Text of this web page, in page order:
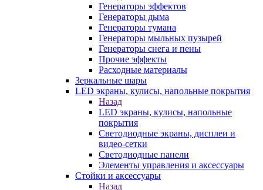
Генераторы эффектов
Генераторы дыма
Генераторы тумана
Генераторы мыльных пузырей
Генераторы снега и пены
Прочие эффекты
Расходные материалы
Зеркальные шары
LED экраны, кулисы, напольные покрытия
Назад
LED экраны, кулисы, напольные
покрытия
Светодиодные экраны, дисплеи и
видео-сетки
Светодиодные панели
Элементы управления и аксессуары
Стойки и аксессуары
Назад